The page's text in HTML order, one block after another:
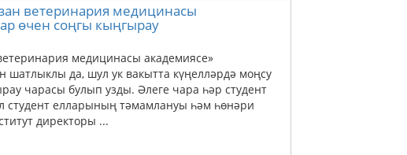
ветеринария медицинасы
өчен соңгы кыңгырау
медицинасы академиясе»
шатлыклы да, шул ук вакытта күңелләрдә моңсу
чарасы булып узды. Әлеге чара һәр студент
елларының тәмамлануы һәм һөнәри
директоры ...